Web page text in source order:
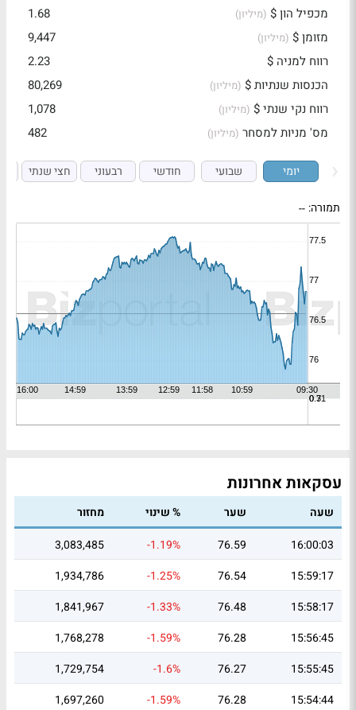
מכפיל הון $ (מיליון)
1.68
מזומן $ (מיליון)
9,447
רווח למניה $
2.23
הכנסות שנתיות $ (מיליון)
80,269
רווח נקי שנתי $ (מיליון)
1,078
מס' מניות למסחר (מיליון) 482
יומי שבועי חודשי רבעוני חצי שנתי
תמורה: --
עסקאות אחרונות
שעה שער % שינוי
מחזור
16:00:03
76.59
-1.19%
3,083,485
15:59:17
76.54
-1.25%
1,934,786
15:58:17
76.48
-1.33%
1,841,967
15:56:45
76.28
-1.59%
1,768,278
15:55:45
76.27
-1.6%
1,729,754
15:54:44
76.28
-1.59%
1,697,260